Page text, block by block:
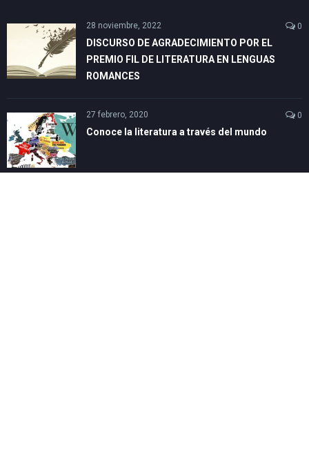
28 noviembre, 2022 0
DISCURSO DE AGRADECIMIENTO POR EL
PREMIO FIL DE LITERATURA EN LENGUAS
ROMANCES
27 febrero, 2020 0
Conoce la literatura a través del mundo